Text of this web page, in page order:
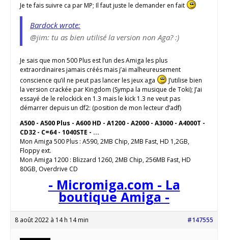
Je te fais suivre ca par MP; Il faut juste le demander en fait
Bardock wrote:
@jim: tu as bien utilisé la version non Aga? :)
Je sais que mon 500 Plus est l’un des Amiga les plus
extraordinaires jamais créés mais j’ai malheureusement
conscience qu’il ne peut pas lancer les jeux aga
J’utilise bien
la version crackée par Kingdom (Sympa la musique de Toki); J’ai
essayé de le relockick en 1.3 mais le kick 1.3 ne veut pas
démarrer depuis un df2: (position de mon lecteur d’adf)
A500 - A500 Plus - A600 HD - A1200 - A2000 - A3000 - A4000T -
CD32 - C=64 - 1040STE - ...
Mon Amiga 500 Plus : A590, 2MB Chip, 2MB Fast, HD 1,2GB,
Floppy ext.
Mon Amiga 1200 : Blizzard 1260, 2MB Chip, 256MB Fast, HD
80GB, Overdrive CD
- Micromiga.com - La
boutique Amiga -
8 août 2022 à 14 h 14 min #147555